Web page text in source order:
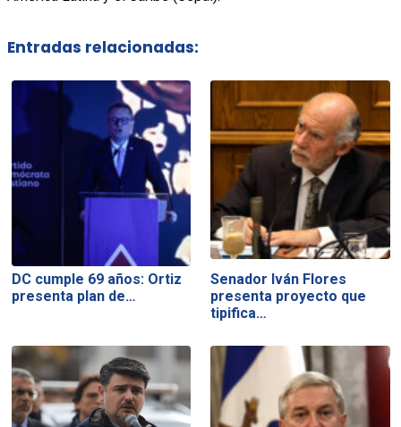
Entradas relacionadas:
DC cumple 69 años: Ortiz
presenta plan de…
Senador Iván Flores
presenta proyecto que
tipifica…